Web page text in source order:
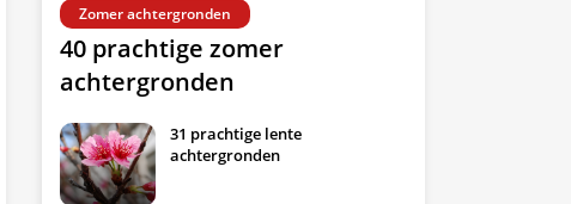
Zomer achtergronden
40 prachtige zomer
achtergronden
31 prachtige lente
achtergronden